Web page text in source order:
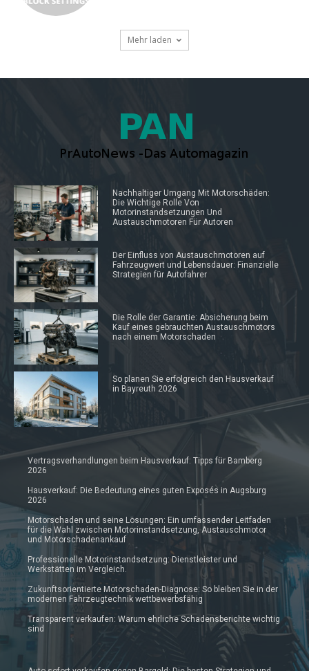
Mehr laden
Nachhaltiger Umgang Mit Motorschäden:
Die Wichtige Rolle Von
Motorinstandsetzungen Und
Austauschmotoren Für Autoren
Der Einfluss von Austauschmotoren auf
Fahrzeugwert und Lebensdauer: Finanzielle
Strategien für Autofahrer
Die Rolle der Garantie: Absicherung beim
Kauf eines gebrauchten Austauschmotors
nach einem Motorschaden
So planen Sie erfolgreich den Hausverkauf
in Bayreuth 2026
Vertragsverhandlungen beim Hausverkauf: Tipps für Bamberg
2026
Hausverkauf: Die Bedeutung eines guten Exposés in Augsburg
2026
Motorschaden und seine Lösungen: Ein umfassender Leitfaden
für die Wahl zwischen Motorinstandsetzung, Austauschmotor
und Motorschadenankauf
Professionelle Motorinstandsetzung: Dienstleister und
Werkstätten im Vergleich.
Zukunftsorientierte Motorschaden-Diagnose: So bleiben Sie in der
modernen Fahrzeugtechnik wettbewerbsfähig
Transparent verkaufen: Warum ehrliche Schadensberichte wichtig
sind